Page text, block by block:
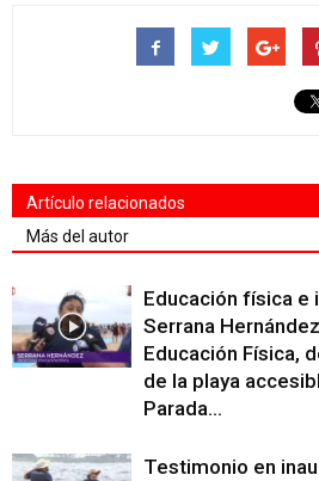
Artículo relacionados
Más del autor
Educación física e
Serrana
Educación Física,
de la playa
Parada...
Testimonio en